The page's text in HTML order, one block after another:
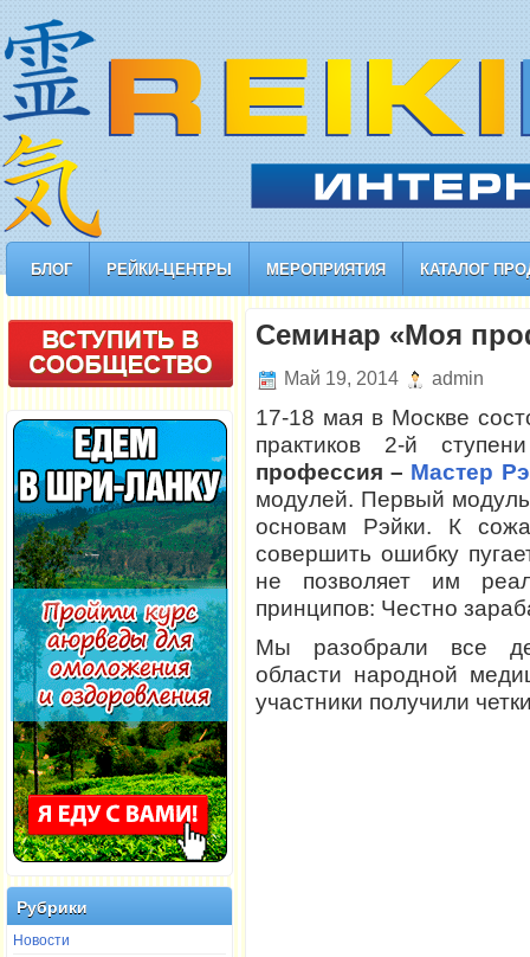
БЛОГ РЕЙКИ-ЦЕНТРЫ МЕРОПРИЯТИЯ КАТАЛОГ
Рубрики
Новости
Семинар «Моя
Май 19, 2014 admin
17-18 мая в Москве
практиков 2-й
профессия – Мастер
модулей. Первый
основам Рэйки. К
совершить ошибку
не позволяет им
принципов: Честно
Мы разобрали все
области народной
участники получили